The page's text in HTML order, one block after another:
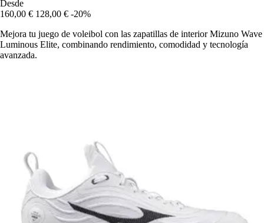
Desde
160,00 € 128,00 € -20%
Mejora tu juego de voleibol con las zapatillas de interior Mizuno Wave
Luminous Elite, combinando rendimiento, comodidad y tecnología
avanzada.